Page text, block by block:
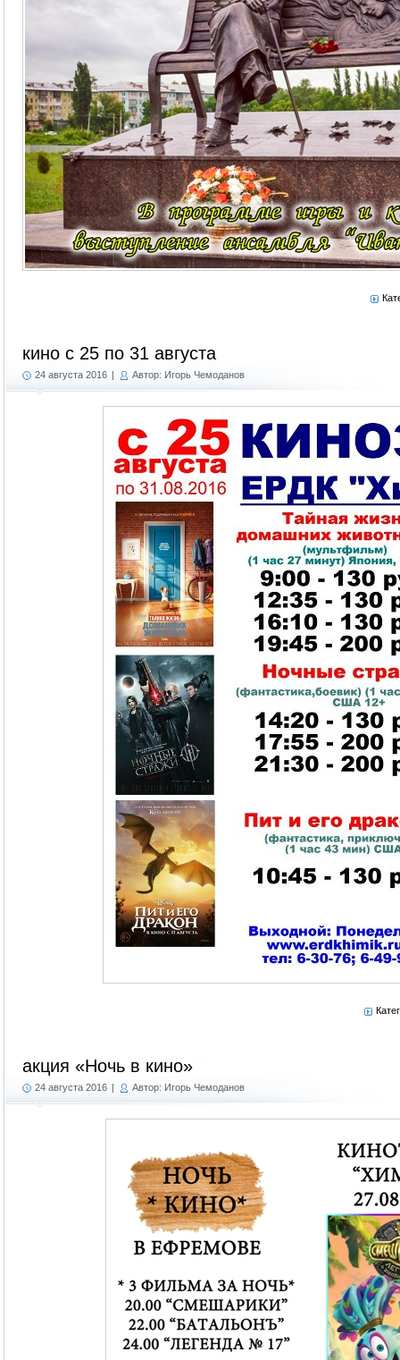
кино с 25 по 31 августа
24 августа 2016 | Автор: Игорь Чемоданов
акция «Ночь в кино»
24 августа 2016 | Автор: Игорь Чемоданов